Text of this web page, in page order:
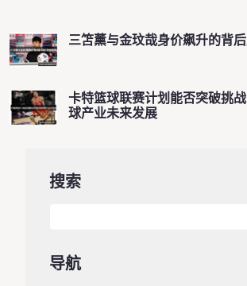
三笘薰与金玟哉身价飙升的背
卡特篮球联赛计划能否突破挑
球产业未来发展
搜索
导航